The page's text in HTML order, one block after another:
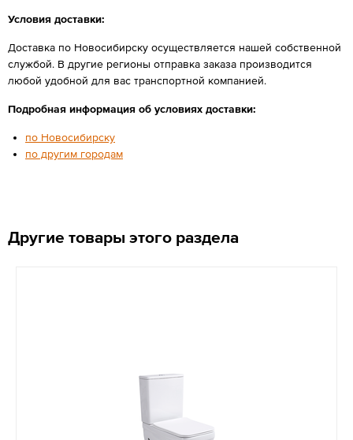
Условия доставки:
Доставка по Новосибирску осуществляется нашей собственной
службой. В другие регионы отправка заказа производится
любой удобной для вас транспортной компанией.
Подробная информация об условиях доставки:
по Новосибирску
по другим городам
Другие товары этого раздела